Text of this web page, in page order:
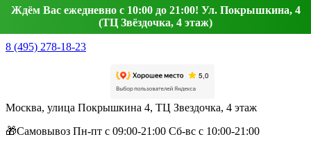
Ждём Вас ежедневно с 10:00 до 21:00! Ул. Покрышкина, 4
(ТЦ Звёздочка, 4 этаж)
8 (495) 278-18-23
Москва, улица Покрышкина 4, ТЦ Звездочка, 4 этаж
🎁Самовывоз Пн-пт с 09:00-21:00 Сб-вс с 10:00-21:00